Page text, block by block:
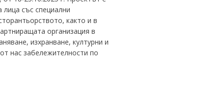
със специални
както и в
организация в
изхранване, културни и
нас забележителности по